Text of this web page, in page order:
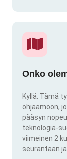
Onko
Kyllä. Tämä
ohjaamoon,
pääsyn
teknologia-
viimeinen 2
seurantaan